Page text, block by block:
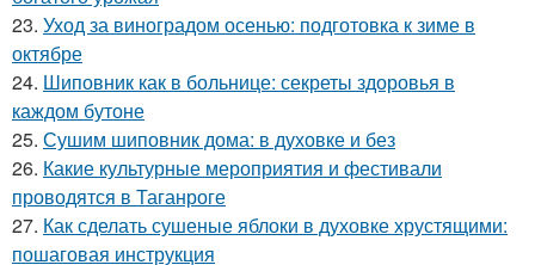
23. Уход за виноградом осенью: подготовка к зиме в
октябре
24. Шиповник как в больнице: секреты здоровья в
каждом бутоне
25. Сушим шиповник дома: в духовке и без
26. Какие культурные мероприятия и фестивали
проводятся в Таганроге
27. Как сделать сушеные яблоки в духовке хрустящими:
пошаговая инструкция